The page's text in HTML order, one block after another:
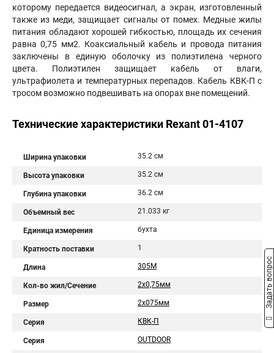
которому передается видеосигнал, а экран, изготовленный
также из меди, защищает сигналы от помех. Медные жилы
питания обладают хорошей гибкостью, площадь их сечения
равна 0,75 мм2. Коаксиальный кабель и провода питания
заключены в единую оболочку из полиэтилена черного
цвета. Полиэтилен защищает кабель от влаги,
ультрафиолета и температурных перепадов. Кабель КВК-П с
тросом возможно подвешивать на опорах вне помещений.
Технические характеристики Rexant 01-4107
Ширина упаковки 35.2 см
Высота упаковки 35.2 см
Глубина упаковки 36.2 см
Объемный вес 21.033 кг
Единица измерения бухта
Кратность поставки 1
Длина 305М
Кол-во жил/Сечение 2x0,75мм
Размер 2х075мм
Серия КВК-П
Серия OUTDOOR
Задать вопрос